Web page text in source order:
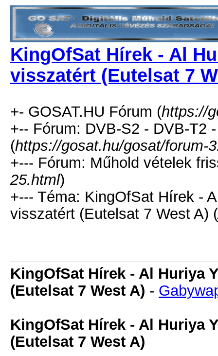
KingOfSat Hírek - Al
visszatért (Eutelsat 7
+- GOSAT.HU Fórum (https://
+-- Fórum: DVB-S2 - DVB-T2
(https://gosat.hu/gosat/forum-
+--- Fórum: Műhold vételek
25.html)
+--- Téma: KingOfSat Hírek -
visszatért (Eutelsat 7 West A) (
KingOfSat Hírek - Al Huriya
(Eutelsat 7 West A) -
KingOfSat Hírek - Al Huriya
(Eutelsat 7 West A)